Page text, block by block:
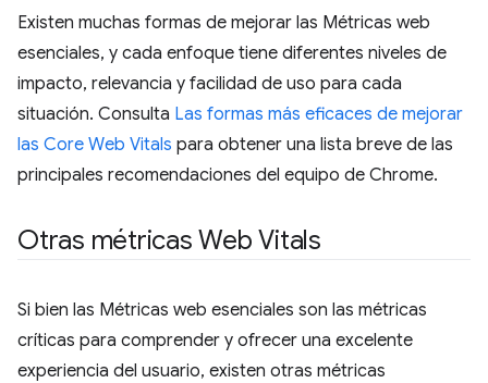
Existen muchas formas de mejorar las Métricas web
esenciales, y cada enfoque tiene diferentes niveles de
impacto, relevancia y facilidad de uso para cada
situación. Consulta Las formas más eficaces de mejorar
las Core Web Vitals para obtener una lista breve de las
principales recomendaciones del equipo de Chrome.
Otras métricas Web Vitals
Si bien las Métricas web esenciales son las métricas
críticas para comprender y ofrecer una excelente
experiencia del usuario, existen otras métricas